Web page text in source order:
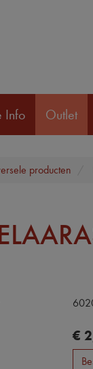
Info Outlet
producten
€ 2